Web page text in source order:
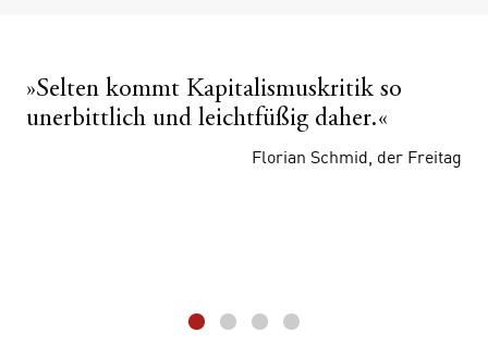
»Selten kommt Kapitalismuskritik so
unerbittlich und leichtfüßig daher.«
Florian Schmid, der Freitag